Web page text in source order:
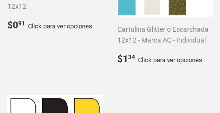
12x12
Precio
$091 $0.91
Click para ver opciones
Cartulina Glitter o Escarchada
12x12 - Marca AC - Individual
Precio
$1 34 $1.34
Click para ver opciones